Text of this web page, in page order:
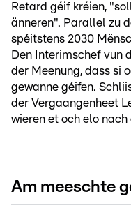
Retard géif kréien,
änneren". Parallel zu
spéitstens 2030
Den Interimschef vun
der Meenung, dass si
gewanne géifen.
der Vergaangenheet
wieren et och elo nach
Am meeschte